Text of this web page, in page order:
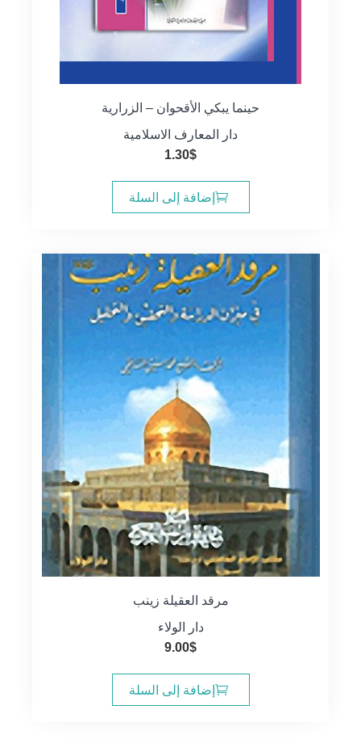
حينما يبكي الأقحوان – الزرارية
دار المعارف الاسلامية
1.30$
إضافة إلى السلة
مرقد العقيلة زينب
دار الولاء
9.00$
إضافة إلى السلة